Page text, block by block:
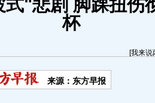
"悲剧 脚踝扭伤
杯
[我来说
来源：东方早报